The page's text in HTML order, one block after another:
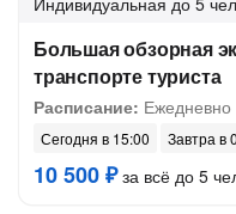
Большая обзорная
транспорте туриста
Расписание: Ежедневно
Сегодня в 15:00 Завтра в
10 500 ₽за всё до 5